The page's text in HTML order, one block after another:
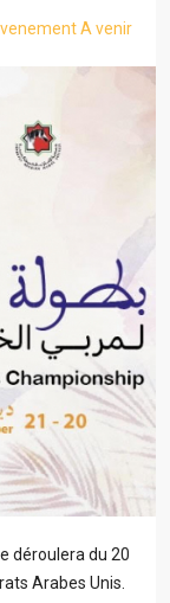
A venir
déroulera du 20
Arabes Unis.